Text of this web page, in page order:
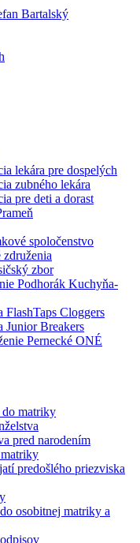
Bartalský
lekára pre dospelých
zubného lekára
pre deti a dorast
spoločenstvo
združenia
zbor
Podhorák Kuchyňa-
FlashTaps Cloggers
Junior Breakers
Pernecké ONÉ
do matriky
pred narodením
predošlého priezviska
osobitnej matriky a